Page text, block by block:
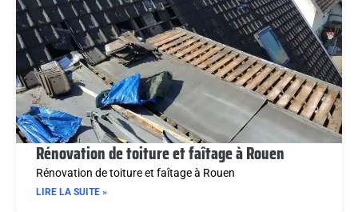
Rénovation de toiture et faîtage à Rouen
Rénovation de toiture et faîtage à Rouen
LIRE LA SUITE »